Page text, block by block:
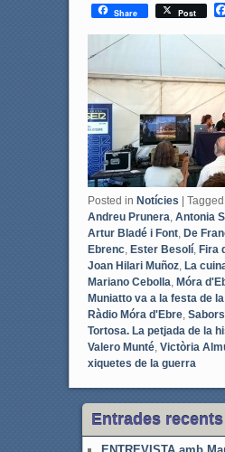
Share Post
Posted in Notícies | Tagged
Andreu Prunera Antonia
Artur Bladé i Font, De
Ebrenc, Ester Besolí, Fira
Joan Hilari Muñoz, La
Mariano Cebolla Móra
Muniatto va a la festa de la
Ràdio Móra d'Ebre,
Tortosa. La petjada de la
Valero Munté, Victòria
xiquetes de la guerra
Entrades recents